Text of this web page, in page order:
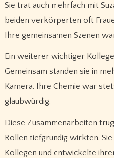
Sie trat auch mehrfach mit
beiden verkörperten oft
Ihre gemeinsamen Szenen
Ein weiterer wichtiger
Gemeinsam standen sie in
Kamera. Ihre Chemie war
glaubwürdig.
Diese Zusammenarbeiten
Rollen tiefgründig wirkten.
Kollegen und entwickelte